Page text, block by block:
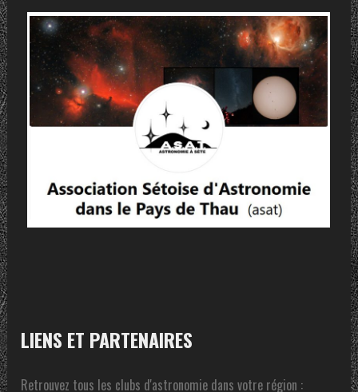
LIENS ET PARTENAIRES
Retrouvez tous les clubs d'astronomie dans votre région :